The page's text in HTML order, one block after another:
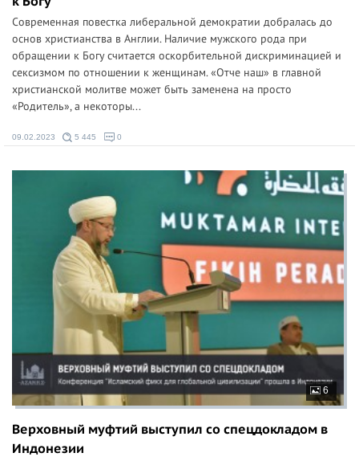
Современная повестка либеральной демократии добралась до
основ христианства в Англии. Наличие мужского рода при
обращении к Богу считается оскорбительной дискриминацией и
сексизмом по отношении к женщинам. «Отче наш» в главной
христианской молитве может быть заменена на просто
«Родитель», а некоторы...
09.02.2023 5 445 0
6
Верховный муфтий выступил со спецдокладом в
Индонезии